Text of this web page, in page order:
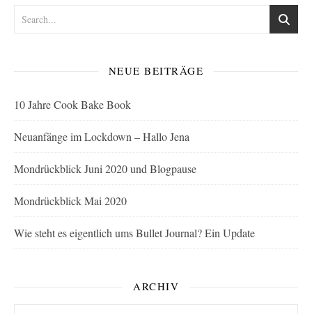
NEUE BEITRÄGE
10 Jahre Cook Bake Book
Neuanfänge im Lockdown – Hallo Jena
Mondrückblick Juni 2020 und Blogpause
Mondrückblick Mai 2020
Wie steht es eigentlich ums Bullet Journal? Ein Update
ARCHIV